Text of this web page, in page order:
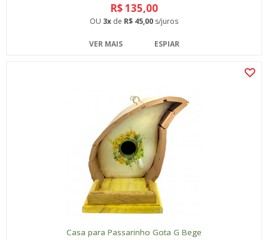
R$ 135,00
OU 3x de R$ 45,00 s/juros
VER MAIS ESPIAR
Casa para Passarinho Gota G Bege